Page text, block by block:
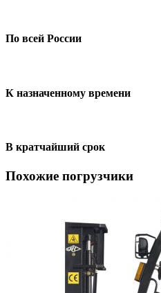
По всей России
К назначенному времени
В кратчайший срок
Похожие погрузчики